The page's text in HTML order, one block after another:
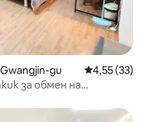
gu Средна
4,55 (33)
за обмен на